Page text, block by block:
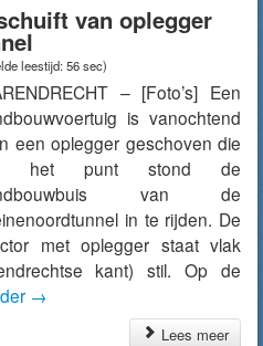
van oplegger
leestijd: 56 sec)
– [Foto’s] Een
is vanochtend
een oplegger geschoven die
het punt stond de
van de
in te rijden. De
met oplegger staat vlak
kant) stil. Op de
→
Lees meer